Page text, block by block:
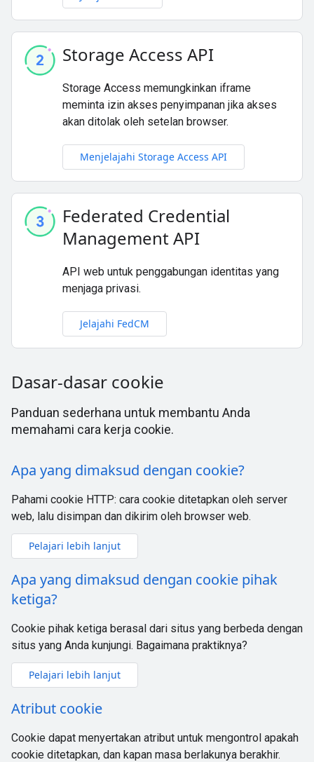
Storage Access API
Storage Access memungkinkan iframe
meminta izin akses penyimpanan jika akses
akan ditolak oleh setelan browser.
Menjelajahi Storage Access API
Federated Credential
Management API
API web untuk penggabungan identitas yang
menjaga privasi.
Jelajahi FedCM
Dasar-dasar cookie
Panduan sederhana untuk membantu Anda
memahami cara kerja cookie.
Apa yang dimaksud dengan cookie?
Pahami cookie HTTP: cara cookie ditetapkan oleh server
web, lalu disimpan dan dikirim oleh browser web.
Pelajari lebih lanjut
Apa yang dimaksud dengan cookie pihak
ketiga?
Cookie pihak ketiga berasal dari situs yang berbeda dengan
situs yang Anda kunjungi. Bagaimana praktiknya?
Pelajari lebih lanjut
Atribut cookie
Cookie dapat menyertakan atribut untuk mengontrol apakah
cookie ditetapkan, dan kapan masa berlakunya berakhir.